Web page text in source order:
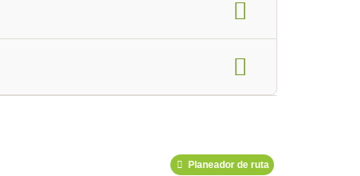
Planeador de ruta